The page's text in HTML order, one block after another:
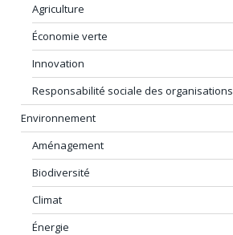
Agriculture
Économie verte
Innovation
Responsabilité sociale des organisations
Environnement
Aménagement
Biodiversité
Climat
Énergie